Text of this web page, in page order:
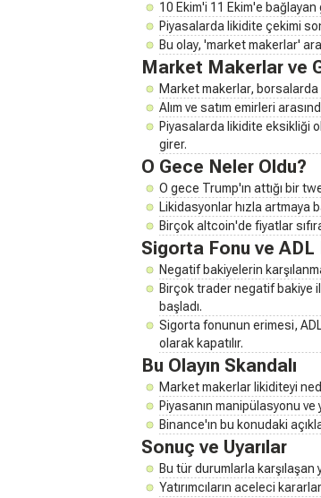
10 Ekim'i 11 Ekim'e
Piyasalarda likidite çekimi
Bu olay, 'market makerlar'
Market Makerlar ve
Market makerlar,
Alım ve satım emirleri
Piyasalarda likidite eksikliği
girer.
O Gece Neler Oldu?
O gece Trump'ın attığı bir
Likidasyonlar hızla artmaya
Birçok altcoin'de fiyatlar
Sigorta Fonu ve ADL
Negatif bakiyelerin
Birçok trader negatif bakiye
başladı.
Sigorta fonunun erimesi,
olarak kapatılır.
Bu Olayın Skandalı
Market makerlar likiditeyi
Piyasanın manipülasyonu
Binance'ın bu konudaki
Sonuç ve Uyarılar
Bu tür durumlarla karşılaşan
Yatırımcıların aceleci